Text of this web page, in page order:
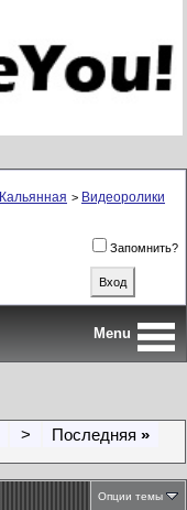
Кальянная > Видеоролики
Запомнить?
Menu
> Последняя »
Опции темы